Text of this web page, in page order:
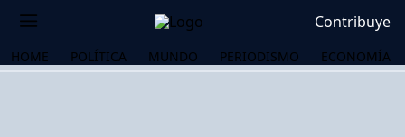
Contribuye
HOME POLÍTICA MUNDO PERIODISMO ECONOMÍA